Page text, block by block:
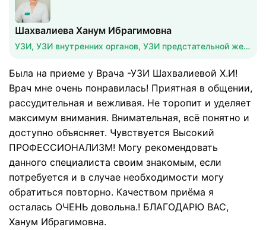
Шахвалиева Ханум Ибрагимовна
УЗИ, УЗИ внутренних органов, УЗИ предстательной железы
Была на приеме у Врача -УЗИ Шахвалиевой Х.И!
Врач мне очень понравилась! Приятная в общении,
рассудительная и вежливая. Не торопит и уделяет
максимум внимания. Внимательная, всё понятно и
доступно объясняет. Чувствуется Высокий
ПРОФЕССИОНАЛИЗМ! Могу рекомендовать
данного специалиста своим знакомым, если
потребуется и в случае необходимости могу
обратиться повторно. Качеством приёма я
осталась ОЧЕНЬ довольна.! БЛАГОДАРЮ ВАС,
Ханум Ибрагимовна.